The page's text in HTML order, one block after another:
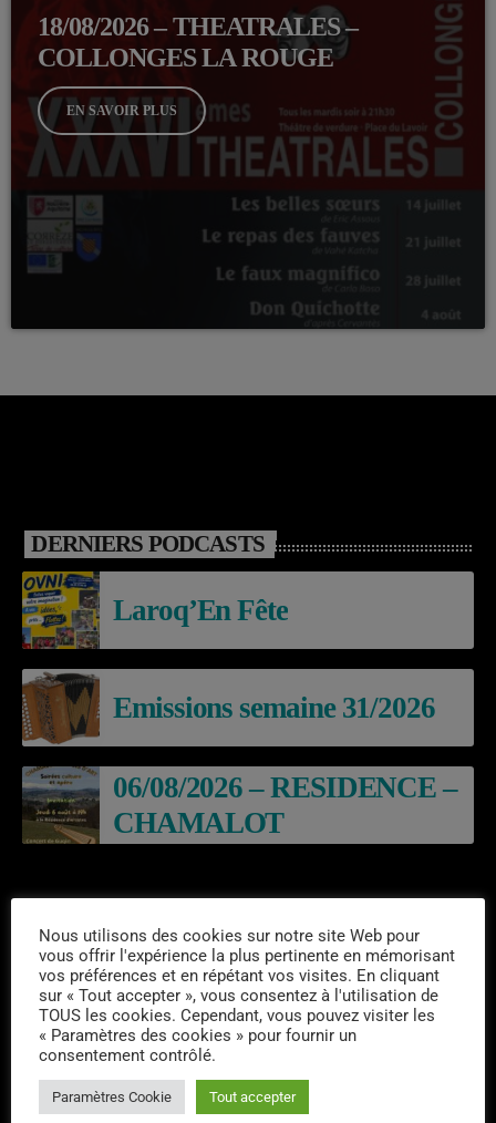
18/08/2026 – THEATRALES –
COLLONGES LA ROUGE
EN SAVOIR PLUS
DERNIERS PODCASTS
Laroq’En Fête
Emissions semaine 31/2026
06/08/2026 – RESIDENCE –
CHAMALOT
EVÈNEMENTS À VENIR
BALADE THEATRALES
EN GABARE – ARGENTAT
19/09/2026 -EXPOSITION –
ARGENTAT
Nous utilisons des cookies sur notre site Web pour
vous offrir l'expérience la plus pertinente en mémorisant
vos préférences et en répétant vos visites. En cliquant
sur « Tout accepter », vous consentez à l'utilisation de
TOUS les cookies. Cependant, vous pouvez visiter les
« Paramètres des cookies » pour fournir un
consentement contrôlé.
Paramètres Cookie Tout accepter